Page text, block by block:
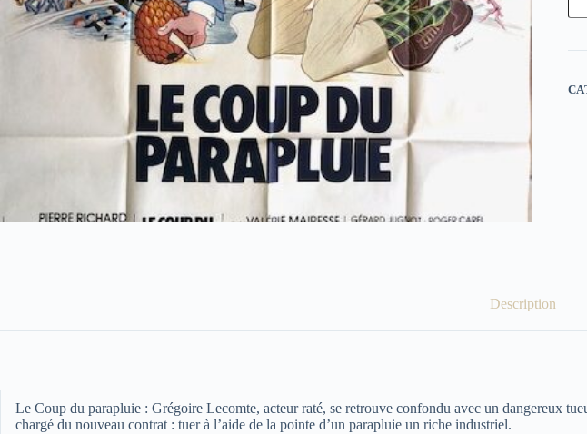
Description
Le Coup du parapluie : Grégoire Lecomte, acteur raté, se retrouve confondu avec un dangereux
chargé du nouveau contrat : tuer à l’aide de la pointe d’un parapluie un riche industriel.